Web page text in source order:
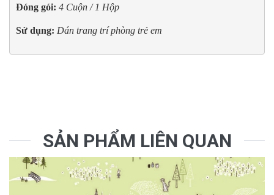
Đóng gói: 4 Cuộn / 1 Hộp
Sử dụng: Dán trang trí phòng trẻ em
SẢN PHẨM LIÊN QUAN